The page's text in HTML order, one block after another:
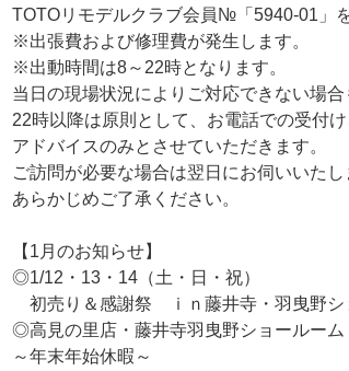
TOTOリモデルクラブ会員№「5940-01」
※出張費および修理費が発生します。
※出動時間は8～22時となります。
当日の現場状況によりご対応できない場合
22時以降は原則として、お電話での受付け
アドバイスのみとさせていただきます。
ご訪問が必要な場合は翌日にお伺いいたし
あらかじめご了承ください。
【1月のお知らせ】
◎1/12・13・14（土・日・祝）
初売り＆感謝祭 ｉｎ藤井寺・羽曳野シ
◎高見の里店・藤井寺羽曳野ショールーム
～年末年始休暇～